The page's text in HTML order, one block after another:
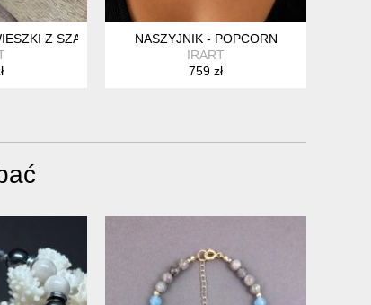
Z SZAFIRU
NASZYJNIK - POPCORN
IRART
759 zł